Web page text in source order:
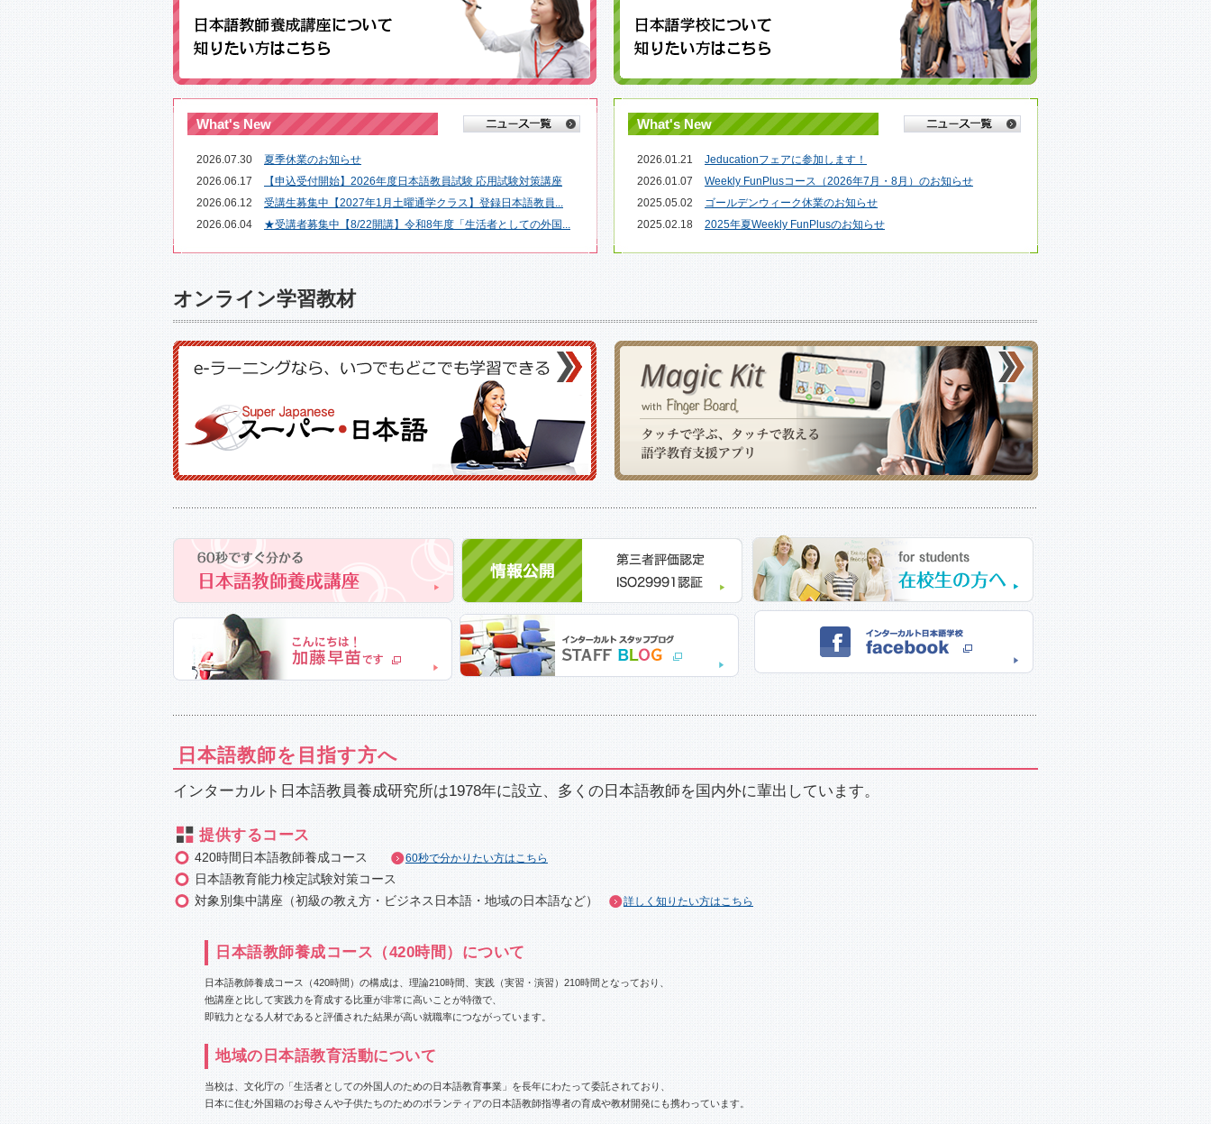
What's New
2026.07.30
夏季休業のお知らせ
2026.06.17
【申込受付開始】2026年度日本語教員試験 応用試験対策講座
2026.06.12
受講生募集中【2027年1月土曜通学クラス】登録日本語教員...
2026.06.04
★受講者募集中【8/22開講】令和8年度「生活者としての外国...
What's New
2026.01.21
Jeducationフェアに参加します！
2026.01.07
Weekly FunPlusコース（2026年7月・8月）のお知らせ
2025.05.02
ゴールデンウィーク休業のお知らせ
2025.02.18
2025年夏Weekly FunPlusのお知らせ
オンライン学習教材
日本語教師を目指す方へ
インターカルト日本語教員養成研究所は1978年に設立、多くの日本語教師を国内外に輩出しています。
提供するコース
420時間日本語教師養成コース
日本語教育能力検定試験対策コース
対象別集中講座（初級の教え方・ビジネス日本語・地域の日本語など）
60秒で分かりたい方はこちら
詳しく知りたい方はこちら
日本語教師養成コース（420時間）について
日本語教師養成コース（420時間）の構成は、理論210時間、実践（実習・演習）210時間となっており、
他講座と比して実践力を育成する比重が非常に高いことが特徴で、
即戦力となる人材であると評価された結果が高い就職率につながっています。
地域の日本語教育活動について
当校は、文化庁の「生活者としての外国人のための日本語教育事業」を長年にわたって委託されており、
日本に住む外国籍のお母さんや子供たちのためのボランティアの日本語教師指導者の育成や教材開発にも携わっています。